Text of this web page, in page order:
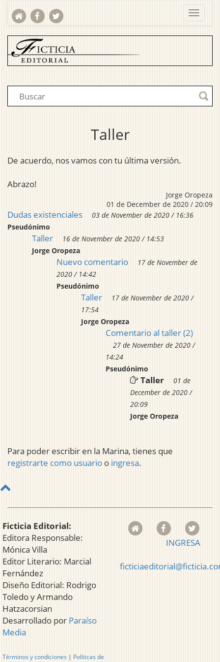
Taller
De acuerdo, nos vamos con tu última versión.
Abrazo!
Jorge Oropeza
01 de December de 2020 / 20:09
Dudas existenciales
03 de November de 2020 / 16:36
Pseudónimo
Taller
16 de November de 2020 / 14:53
Jorge Oropeza
Nuevo comentario
17 de November de
2020 / 14:42
Pseudónimo
Taller
17 de November de 2020 /
17:54
Jorge Oropeza
Comentario al taller (2)
27 de November de 2020 /
14:24
Pseudónimo
Taller
01 de
December de 2020 /
20:09
Jorge Oropeza
Para poder escribir en la Marina, tienes que
registrarte como usuario o ingresa.
Ficticia Editorial:
Editora Responsable:
Mónica Villa
Editor Literario: Marcial
Fernández
Diseño Editorial: Rodrigo
Toledo y Armando
Hatzacorsian
Desarrollado por Paraíso
Media
Términos y condiciones | Políticas de
INGRESA